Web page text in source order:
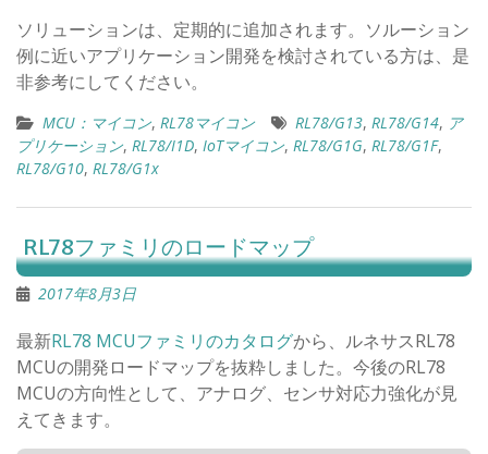
ソリューションは、定期的に追加されます。ソルーション
例に近いアプリケーション開発を検討されている方は、是
非参考にしてください。
MCU：マイコン, RL78マイコン RL78/G13, RL78/G14, ア
プリケーション, RL78/I1D, IoTマイコン, RL78/G1G, RL78/G1F,
RL78/G10, RL78/G1x
RL78ファミリのロードマップ
2017年8月3日
最新RL78 MCUファミリのカタログから、ルネサスRL78
MCUの開発ロードマップを抜粋しました。今後のRL78
MCUの方向性として、アナログ、センサ対応力強化が見
えてきます。